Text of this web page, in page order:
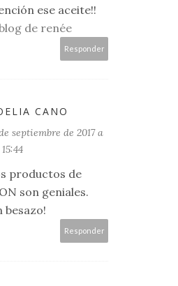
ese aceite!!
de renée
Responder
CANO
septiembre de 2017 a
productos de
son geniales.
besazo!
Responder